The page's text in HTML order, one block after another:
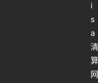
i
s
a
清
算
网